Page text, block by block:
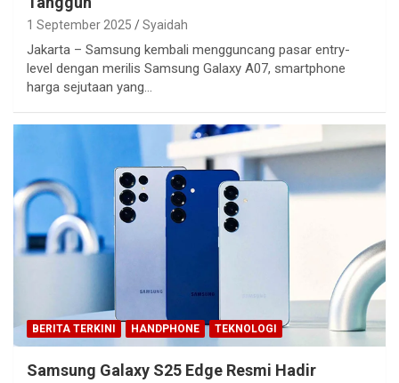
1 September 2025 Syaidah
Jakarta – Samsung kembali mengguncang pasar entry-
level dengan merilis Samsung Galaxy A07, smartphone
harga sejutaan yang…
BERITA TERKINI HANDPHONE TEKNOLOGI
Samsung Galaxy S25 Edge Resmi Hadir